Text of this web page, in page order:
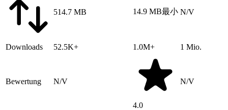
514.7 MB 14.9 MB最小 N/V
Downloads 52.5K+ 1.0M+ 1 Mio.
Bewertung N/V
4.0
N/V